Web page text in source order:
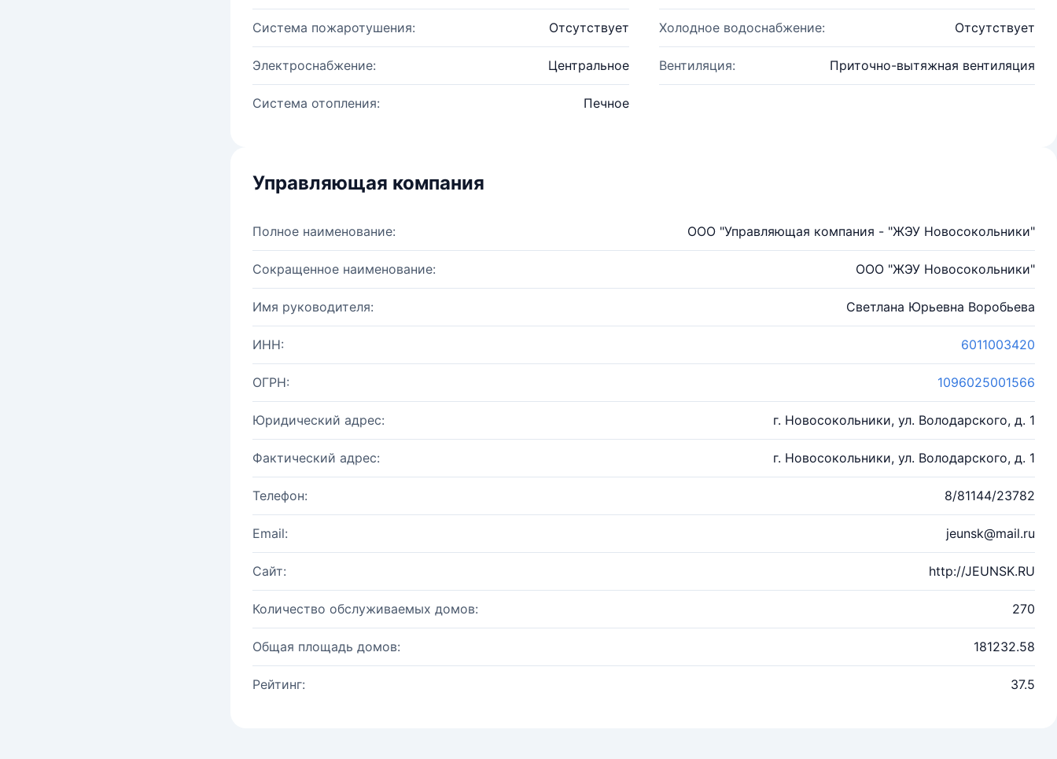
Система пожаротушения: Отсутствует Холодное водоснабжение: Отсутствует
Электроснабжение: Центральное Вентиляция: Приточно-вытяжная вентиляция
Система отопления: Печное
Управляющая компания
Полное наименование: ООО "Управляющая компания - "ЖЭУ Новосокольники"
Сокращенное наименование: ООО "ЖЭУ Новосокольники"
Имя руководителя: Светлана Юрьевна Воробьева
ИНН: 6011003420
ОГРН: 1096025001566
Юридический адрес: г. Новосокольники, ул. Володарского, д. 1
Фактический адрес: г. Новосокольники, ул. Володарского, д. 1
Телефон: 8/81144/23782
Email: jeunsk@mail.ru
Сайт: http://JEUNSK.RU
Количество обслуживаемых домов: 270
Общая площадь домов: 181232.58
Рейтинг: 37.5